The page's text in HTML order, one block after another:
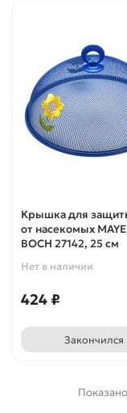
Крышка для
от насекомых
BOCH 27142, 25 см
Нет в наличии
424 ₽
Закончился